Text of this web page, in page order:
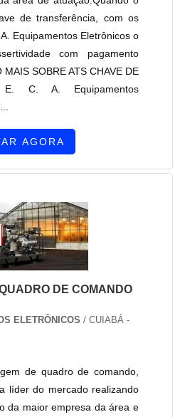
de transferência, com os
Equipamentos Eletrônicos o
com pagamento
SOBRE ATS CHAVE DE
E. C. A. Equipamentos
AGORA
DE COMANDO
ELETRÔNICOS / CUIABÁ -
de quadro de comando,
líder do mercado realizando
da maior empresa da área e